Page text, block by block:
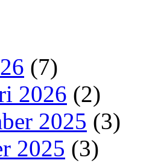
(7)
2026 (2)
2025 (3)
2025 (3)